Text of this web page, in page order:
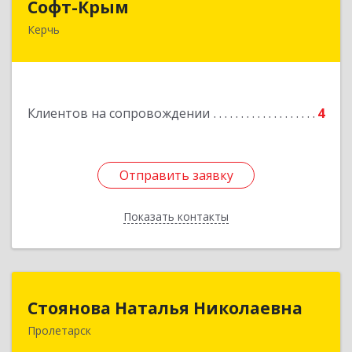
Софт-Крым
Керчь
Клиентов на сопровождении 4
Отправить заявку
Показать контакты
Республика Калмыкия, г. Элиста, ул. Губаревича,
Отправить заявку
Назад
Стоянова Наталья Николаевна
Пролетарск